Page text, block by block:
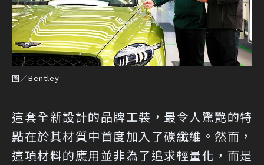
圖／Bentley
這套全新設計的品牌工裝，最令人驚艷的特
點在於其材質中首度加入了碳纖維。然而，
這項材料的應用並非為了追求輕量化，而是